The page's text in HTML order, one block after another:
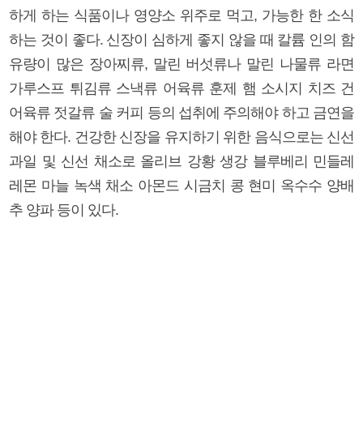
하게 하는 식품이나 영양소 위주로 먹고, 가능한 한 소식
하는 것이 좋다. 신장이 심하게 좋지 않을 때 칼륨 인의 함
유량이 많은 장아찌류, 말린 버섯류나 말린 나물류 라면
가루스프 튀김류 스낵류 어육류 훈제 햄 소시지 치즈 건
어육류 젓갈류 술 커피 등의 섭취에 주의해야 하고 금연을
해야 한다. 건강한 신장을 유지하기 위한 음식으로는 신선
과일 및 신선 채소로 올리브 강황 생강 블루베리 민들레
레몬 마늘 녹색 채소 아몬드 시금치 콩 현미 옥수수 양배
추 양파 등이 있다.